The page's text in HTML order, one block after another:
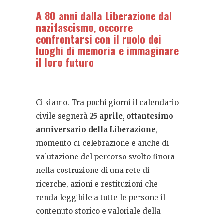
A 80 anni dalla Liberazione dal
nazifascismo, occorre
confrontarsi con il ruolo dei
luoghi di memoria e immaginare
il loro futuro
Ci siamo. Tra pochi giorni il calendario
civile segnerà 25 aprile, ottantesimo
anniversario della Liberazione,
momento di celebrazione e anche di
valutazione del percorso svolto finora
nella costruzione di una rete di
ricerche, azioni e restituzioni che
renda leggibile a tutte le persone il
contenuto storico e valoriale della